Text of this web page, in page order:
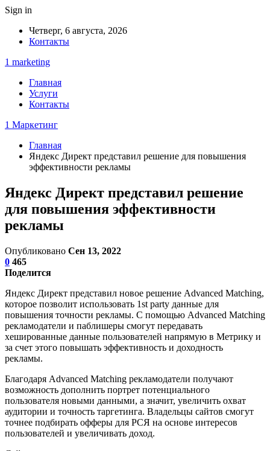
Sign in
Четверг, 6 августа, 2026
Контакты
1 marketing
Главная
Услуги
Контакты
1 Маркетинг
Главная
Яндекс Директ представил решение для повышения
эффективности рекламы
Яндекс Директ представил решение
для повышения эффективности
рекламы
Опубликовано Сен 13, 2022
0 465
Поделится
Яндекс Директ представил новое решение Advanced Matching,
которое позволит использовать 1st party данные для
повышения точности рекламы. С помощью Advanced Matching
рекламодатели и паблишеры смогут передавать
хешированные данные пользователей напрямую в Метрику и
за счет этого повышать эффективность и доходность
рекламы.
Благодаря Advanced Matching рекламодатели получают
возможность дополнить портрет потенциального
пользователя новыми данными, а значит, увеличить охват
аудитории и точность таргетинга. Владельцы сайтов смогут
точнее подбирать офферы для РСЯ на основе интересов
пользователей и увеличивать доход.